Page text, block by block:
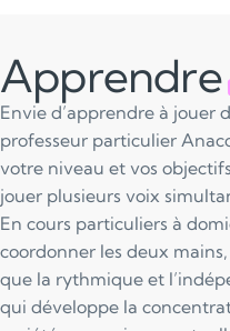
Envie d’apprendre à jouer
professeur particulier
votre niveau et vos
jouer plusieurs voix
En cours particuliers à
coordonner les deux
que la rythmique et
qui développe la